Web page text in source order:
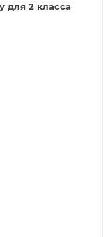
2 класса